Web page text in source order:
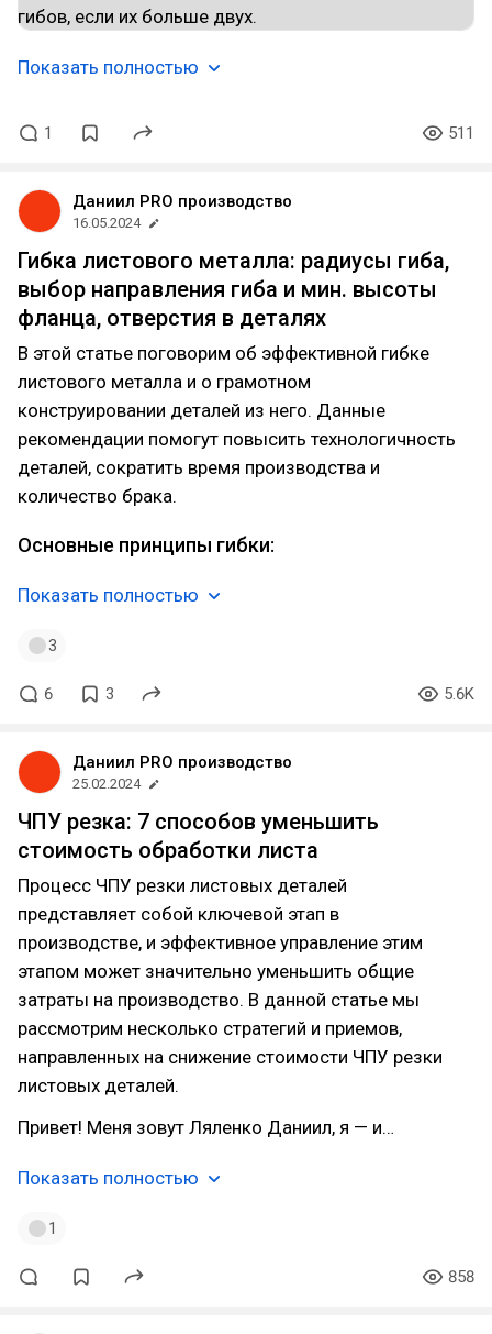
Показать полностью
1 511
Даниил PRO производство
16.05.2024
Гибка листового металла: радиусы гиба,
выбор направления гиба и мин. высоты
фланца, отверстия в деталях
В этой статье поговорим об эффективной гибке
листового металла и о грамотном
конструировании деталей из него. Данные
рекомендации помогут повысить технологичность
деталей, сократить время производства и
количество брака.
Основные принципы гибки:
Показать полностью
3
6 3 5.6K
Даниил PRO производство
25.02.2024
ЧПУ резка: 7 способов уменьшить
стоимость обработки листа
Процесс ЧПУ резки листовых деталей
представляет собой ключевой этап в
производстве, и эффективное управление этим
этапом может значительно уменьшить общие
затраты на производство. В данной статье мы
рассмотрим несколько стратегий и приемов,
направленных на снижение стоимости ЧПУ резки
листовых деталей.
Привет! Меня зовут Ляленко Даниил, я — и…
Показать полностью
1
858